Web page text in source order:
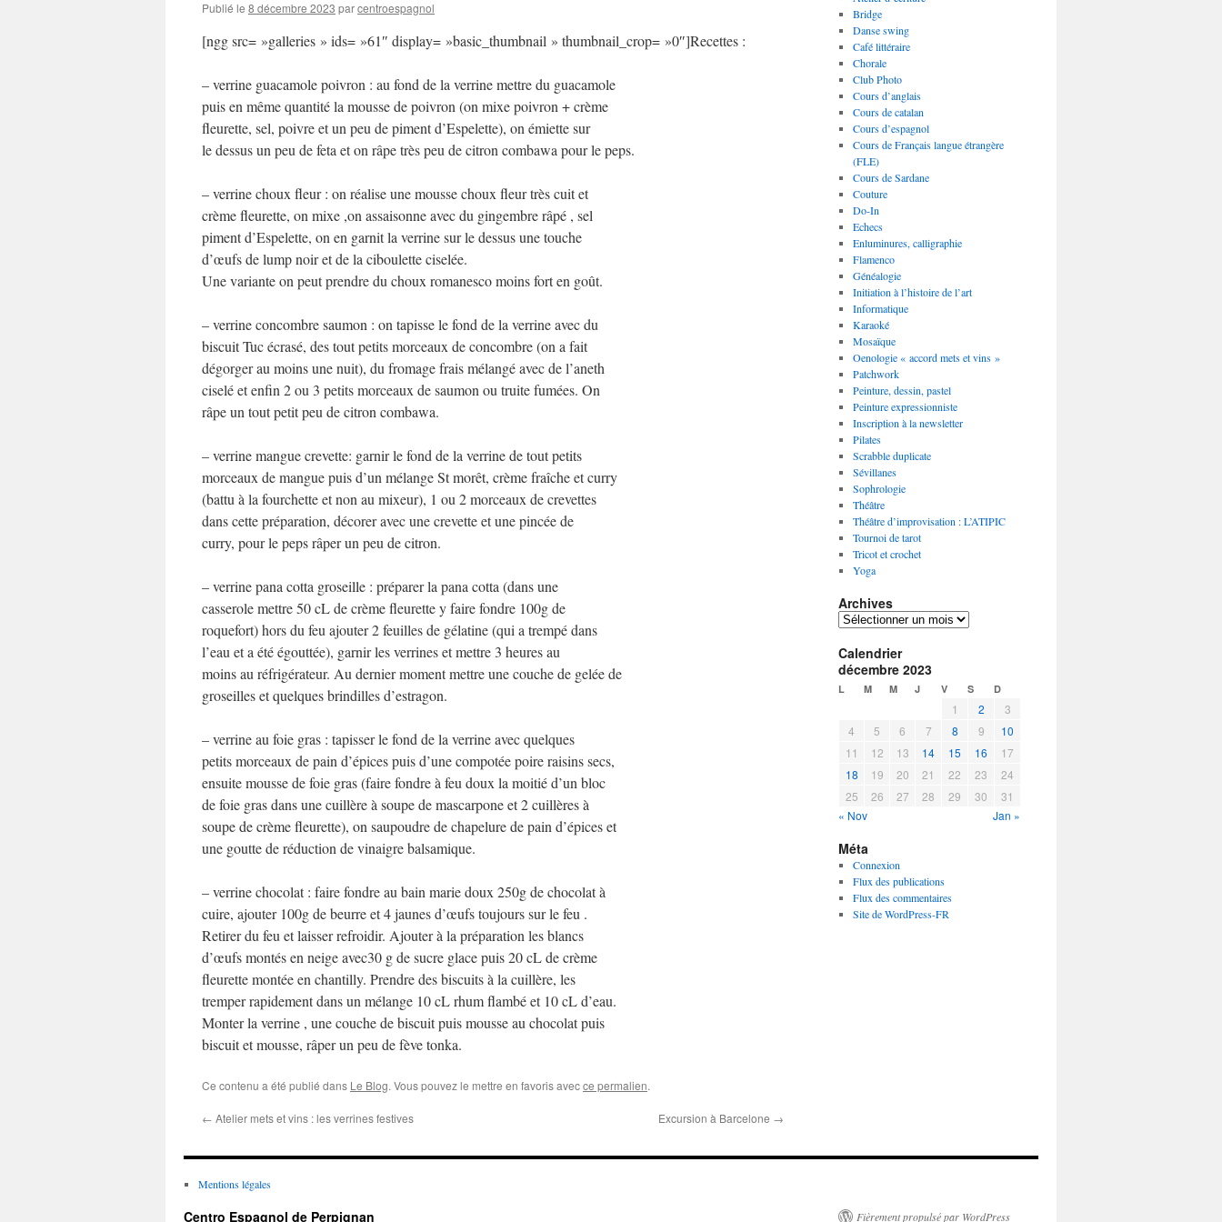
Publié le 8 décembre 2023 parcentroespagnol
[ngg src= »galleries » ids= »61″ display= »basic_thumbnail » thumbnail_crop= »0″]Recettes :
– verrine guacamole poivron : au fond de la verrine mettre du guacamole
puis en même quantité la mousse de poivron (on mixe poivron + crème
fleurette, sel, poivre et un peu de piment d’Espelette), on émiette sur
le dessus un peu de feta et on râpe très peu de citron combawa pour le peps.
– verrine choux fleur : on réalise une mousse choux fleur très cuit et
crème fleurette, on mixe ,on assaisonne avec du gingembre râpé , sel
piment d’Espelette, on en garnit la verrine sur le dessus une touche
d’œufs de lump noir et de la ciboulette ciselée.
Une variante on peut prendre du choux romanesco moins fort en goût.
– verrine concombre saumon : on tapisse le fond de la verrine avec du
biscuit Tuc écrasé, des tout petits morceaux de concombre (on a fait
dégorger au moins une nuit), du fromage frais mélangé avec de l’aneth
ciselé et enfin 2 ou 3 petits morceaux de saumon ou truite fumées. On
râpe un tout petit peu de citron combawa.
– verrine mangue crevette: garnir le fond de la verrine de tout petits
morceaux de mangue puis d’un mélange St morêt, crème fraîche et curry
(battu à la fourchette et non au mixeur), 1 ou 2 morceaux de crevettes
dans cette préparation, décorer avec une crevette et une pincée de
curry, pour le peps râper un peu de citron.
– verrine pana cotta groseille : préparer la pana cotta (dans une
casserole mettre 50 cL de crème fleurette y faire fondre 100g de
roquefort) hors du feu ajouter 2 feuilles de gélatine (qui a trempé dans
l’eau et a été égouttée), garnir les verrines et mettre 3 heures au
moins au réfrigérateur. Au dernier moment mettre une couche de gelée de
groseilles et quelques brindilles d’estragon.
– verrine au foie gras : tapisser le fond de la verrine avec quelques
petits morceaux de pain d’épices puis d’une compotée poire raisins secs,
ensuite mousse de foie gras (faire fondre à feu doux la moitié d’un bloc
de foie gras dans une cuillère à soupe de mascarpone et 2 cuillères à
soupe de crème fleurette), on saupoudre de chapelure de pain d’épices et
une goutte de réduction de vinaigre balsamique.
– verrine chocolat : faire fondre au bain marie doux 250g de chocolat à
cuire, ajouter 100g de beurre et 4 jaunes d’œufs toujours sur le feu .
Retirer du feu et laisser refroidir. Ajouter à la préparation les blancs
d’œufs montés en neige avec30 g de sucre glace puis 20 cL de crème
fleurette montée en chantilly. Prendre des biscuits à la cuillère, les
tremper rapidement dans un mélange 10 cL rhum flambé et 10 cL d’eau.
Monter la verrine , une couche de biscuit puis mousse au chocolat puis
biscuit et mousse, râper un peu de fève tonka.
Ce contenu a été publié dans Le Blog. Vous pouvez le mettre en favoris avecce permalien.
← Atelier mets et vins : les verrines festives Excursion à Barcelone →
Bridge
Danse swing
Café littéraire
Chorale
Club Photo
Cours d’anglais
Cours de catalan
Cours d’espagnol
Cours de Français langue étrangère
(FLE)
Cours de Sardane
Couture
Do-In
Echecs
Enluminures, calligraphie
Flamenco
Généalogie
Initiation à l’histoire de l’art
Informatique
Karaoké
Mosaïque
Oenologie « accord mets et vins »
Patchwork
Peinture, dessin, pastel
Peinture expressionniste
Inscription à la newsletter
Pilates
Scrabble duplicate
Sévillanes
Sophrologie
Théâtre
Théâtre d’improvisation : L’ATIPIC
Tournoi de tarot
Tricot et crochet
Yoga
Archives
A
c
h
i
Calendrier
décembre 2023
L M M J V S D
1 2
3
4
5 6 7 8 9
10
11
12 13 14 15 16
17
18
19 20 21 22 23
24
25
26 27 28 29 30
31
« Nov
Jan »
Méta
Connexion
Flux des publications
Flux des commentaires
Site de WordPress-FR
Mentions légales
Centro Espagnol de Perpignan Fièrement propulsé par WordPress